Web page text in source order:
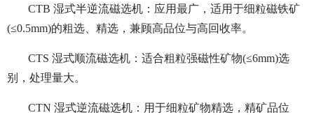
CTB 湿式半逆流磁选机：应用最广，适用于细粒磁铁矿
(≤0.5mm)的粗选、精选，兼顾高品位与高回收率。
CTS 湿式顺流磁选机：适合粗粒强磁性矿物(≤6mm)选
别，处理量大。
CTN 湿式逆流磁选机：用于细粒矿物精选，精矿品位